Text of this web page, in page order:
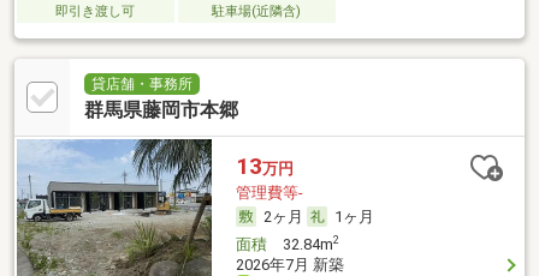
即引き渡し可 駐車場(近隣含)
貸店舗・事務所
群馬県藤岡市本郷
13万円
管理費等-
2ヶ月
1ヶ月
面積32.84m2
2026年7月 新築